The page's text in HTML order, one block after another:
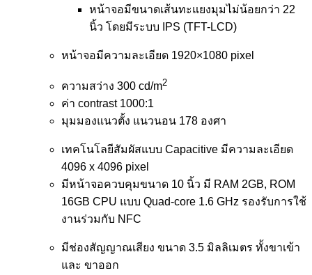
หน้าจอมีขนาดเส้นทะแยงมุมไม่น้อยกว่า 22
นิ้ว โดยมีระบบ IPS (TFT-LCD)
หน้าจอมีความละเอียด 1920×1080 pixel
ความสว่าง 300 cd/m2
ค่า contrast 1000:1
มุมมองแนวตั้ง แนวนอน 178 องศา
เทคโนโลยีสัมผัสแบบ Capacitive มีความละเอียด
4096 x 4096 pixel
มีหน้าจอควบคุมขนาด 10 นิ้ว มี RAM 2GB, ROM
16GB CPU แบบ Quad-core 1.6 GHz รองรับการใช้
งานร่วมกับ NFC
มีช่องสัญญาณเสียง ขนาด 3.5 มิลลิเมตร ทั้งขาเข้า
และ ขาออก